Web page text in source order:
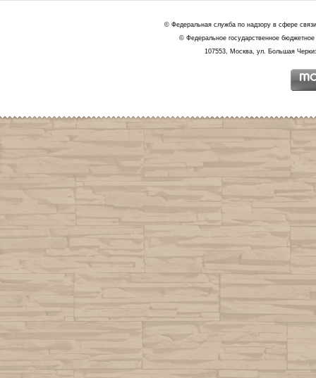
© Федеральная служба по надзору в сфере
© Федеральное государственное
107553, Москва, ул. Большая